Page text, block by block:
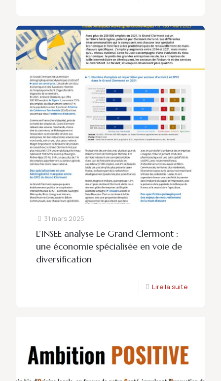
31 mars 2025
L’INSEE analyse Le Grand Clermont :
une économie spécialisée en voie de
diversification
Lire la suite